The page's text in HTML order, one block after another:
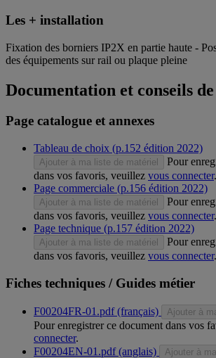
Les + installation
Fixation des borniers IP2X en partie haute -
des équipements sur rail ou plaque pleine
Documentation et conseils de
Page catalogue et annexes
Tableau de choix (p.152 édition 2022)
Ajouter à ma liste de matériel
Pour
dans vos favoris, veuillez vous connecter.
Page commerciale (p.156 édition 2022)
Ajouter à ma liste de matériel
Pour
dans vos favoris, veuillez vous connecter.
Page technique (p.157 édition 2022)
Ajouter à ma liste de matériel
Pour
dans vos favoris, veuillez vous connecter.
Fiches techniques / Guides métier
F00204FR-01.pdf (français) Ajouter à
Pour enregistrer ce document dans vos
connecter.
F00204EN-01.pdf (anglais)
Ajouter à